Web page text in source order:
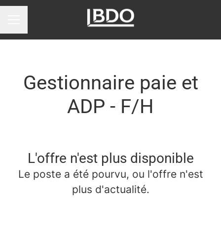
Gestionnaire paie et
ADP - F/H
L'offre n'est plus disponible
Le poste a été pourvu, ou l'offre n'est
plus d'actualité.